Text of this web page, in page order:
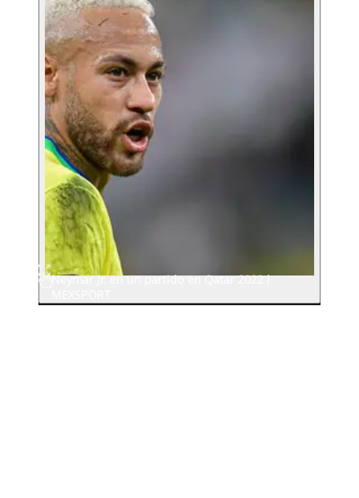
Neymar Jr. en un partido en Qatar 2022 l